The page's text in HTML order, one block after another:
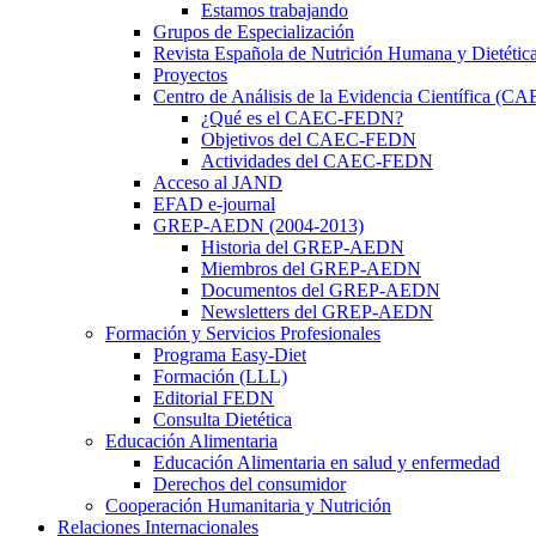
Estamos trabajando
Grupos de Especialización
Revista Española de Nutrición Humana y Dietética
Proyectos
Centro de Análisis de la Evidencia Científica
¿Qué es el CAEC-FEDN?
Objetivos del CAEC-FEDN
Actividades del CAEC-FEDN
Acceso al JAND
EFAD e-journal
GREP-AEDN (2004-2013)
Historia del GREP-AEDN
Miembros del GREP-AEDN
Documentos del GREP-AEDN
Newsletters del GREP-AEDN
Formación y Servicios Profesionales
Programa Easy-Diet
Formación (LLL)
Editorial FEDN
Consulta Dietética
Educación Alimentaria
Educación Alimentaria en salud y enfermedad
Derechos del consumidor
Cooperación Humanitaria y Nutrición
Relaciones Internacionales